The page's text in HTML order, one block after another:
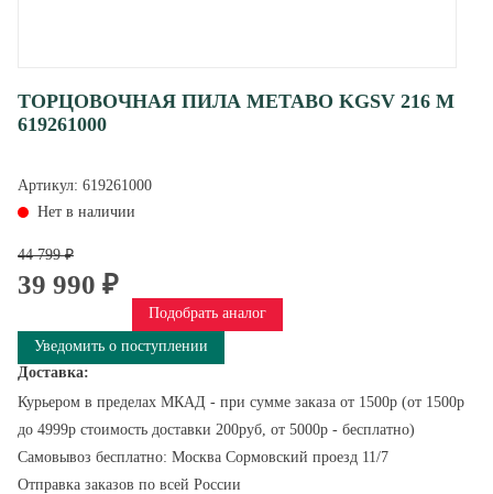
ТОРЦОВОЧНАЯ ПИЛА METABO KGSV 216 M
619261000
Артикул: 619261000
Нет в наличии
44 799 ₽
39 990 ₽
Подобрать аналог
Уведомить о поступлении
Доставка:
Курьером в пределах МКАД - при сумме заказа от 1500р (от 1500р
до 4999р стоимость доставки 200руб, от 5000р - бесплатно)
Самовывоз бесплатно: Москва Сормовский проезд 11/7
Отправка заказов по всей России